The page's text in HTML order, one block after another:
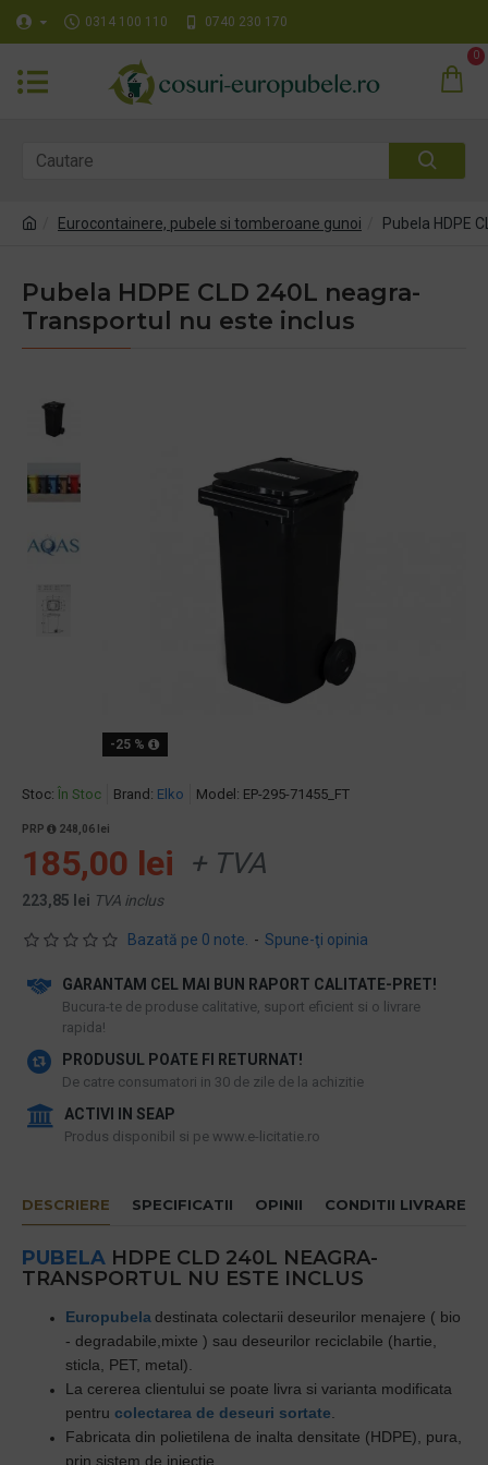
0314 100 110 0740 230 170
0
Eurocontainere, pubele si tomberoane gunoi Pubela HDPE
Pubela HDPE CLD 240L neagra-
Transportul nu este inclus
-25 %
Stoc: În Stoc Brand: Elko Model: EP-295-71455_FT
Bazată pe 0 note. - Spune-ţi opinia
PRP 248,06 lei
185,00 lei + TVA
223,85 lei TVA inclus
GARANTAM CEL MAI BUN RAPORT CALITATE-PRET!
​Bucura-te de produse calitative, suport eficient si o livrare
rapida!
PRODUSUL POATE FI RETURNAT!
De catre consumatori in 30 de zile de la achizitie
ACTIVI IN SEAP
Produs disponibil si pe www.e-licitatie.ro
DESCRIERE SPECIFICATII OPINII CONDITII LIVRARE
PUBELA HDPE CLD 240L NEAGRA-
TRANSPORTUL NU ESTE INCLUS
Europubela destinata colectarii deseurilor menajere ( bio
- degradabile,mixte ) sau deseurilor reciclabile (hartie,
sticla, PET, metal).
La cererea clientului se poate livra si varianta modificata
pentru colectarea de deseuri sortate
Fabricata din polietilena de inalta densitate (HDPE), pura,
prin sistem de injectie.